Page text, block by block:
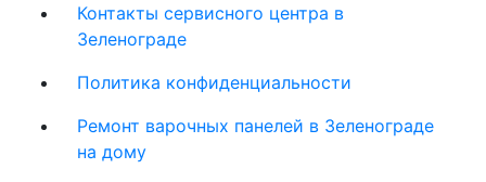
Контакты сервисного центра в
Зеленограде
Политика конфиденциальности
Ремонт варочных панелей в Зеленограде
на дому